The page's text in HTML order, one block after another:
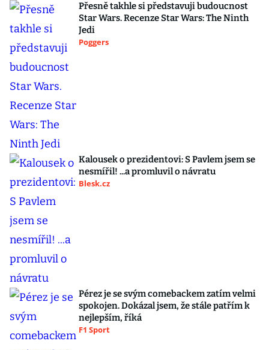
Přesně takhle si představuji budoucnost
Star Wars. Recenze Star Wars: The Ninth
Jedi
Poggers
Kalousek o prezidentovi: S Pavlem jsem se
nesmířil! ...a promluvil o návratu
Blesk.cz
Pérez je se svým comebackem zatím velmi
spokojen. Dokázal jsem, že stále patřím k
nejlepším, říká
F1 Sport